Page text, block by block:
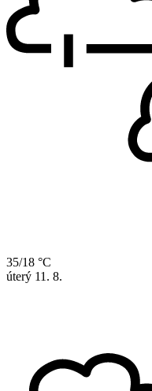
35/18 °C
úterý 11. 8.